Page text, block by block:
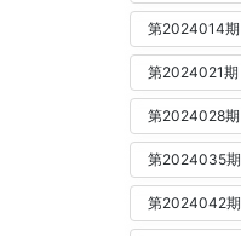
第2024014期
第2024021期
第2024028期
第2024035期
第2024042期